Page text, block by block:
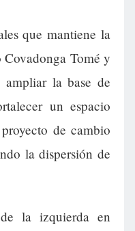
que mantiene la
Tomé y
ampliar la base de
un espacio
de cambio
la dispersión de
la izquierda en